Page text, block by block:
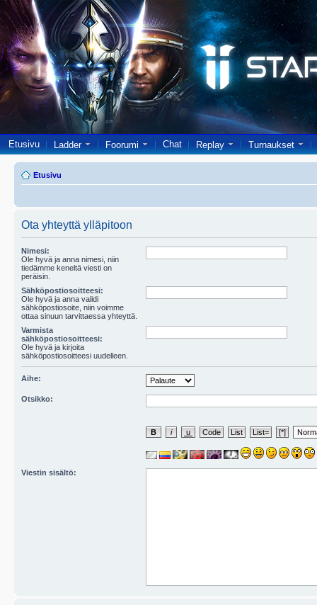
Etusivu Ladder Foorumi Chat Replay Turnaukset
Etusivu
Ota yhteyttä ylläpitoon
Nimesi:
Ole hyvä ja anna nimesi, niin
tiedämme keneltä viesti on
peräisin.
Sähköpostiosoitteesi:
Ole hyvä ja anna validi
sähköpostiosoite, niin voimme
ottaa sinuun tarvittaessa yhteyttä.
Varmista
sähköpostiosoitteesi:
Ole hyvä ja kirjoita
sähköpostiosoitteesi uudelleen.
Aihe:
Otsikko:
Viestin sisältö: